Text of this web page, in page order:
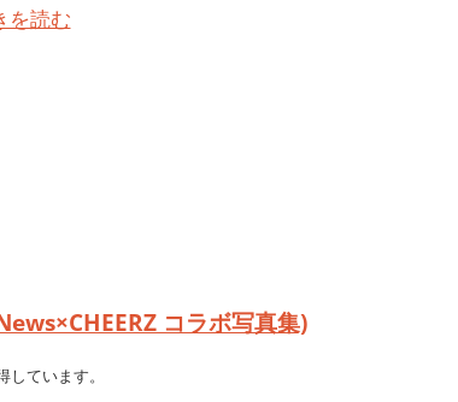
を読む
コラボ写真集)
ています。